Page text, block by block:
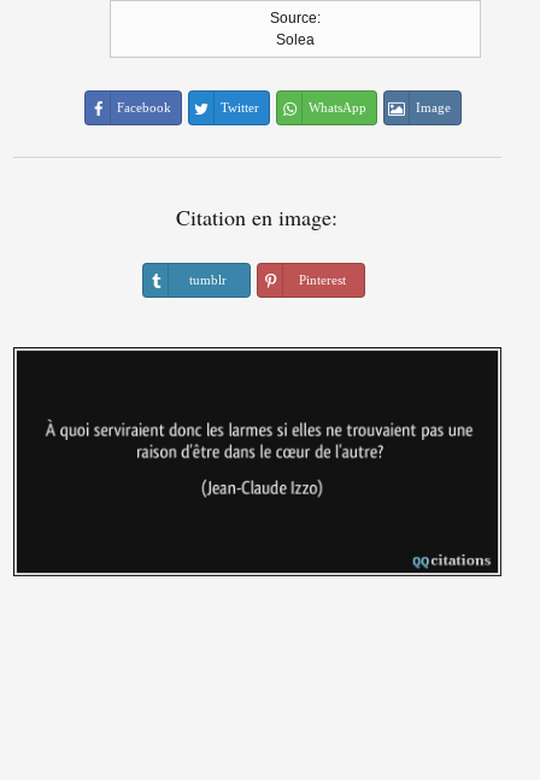
Source:
Solea
Facebook Twitter WhatsApp Image
Citation en image:
tumblr Pinterest